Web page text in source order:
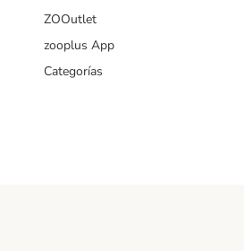
ZOOutlet
zooplus App
Categorías